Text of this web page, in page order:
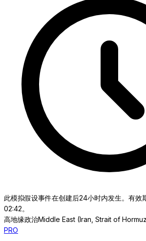
此模拟假设事件在创建后24小时内发生。有效
02:42。
高地缘政治Middle East (Iran, Strait of
PRO